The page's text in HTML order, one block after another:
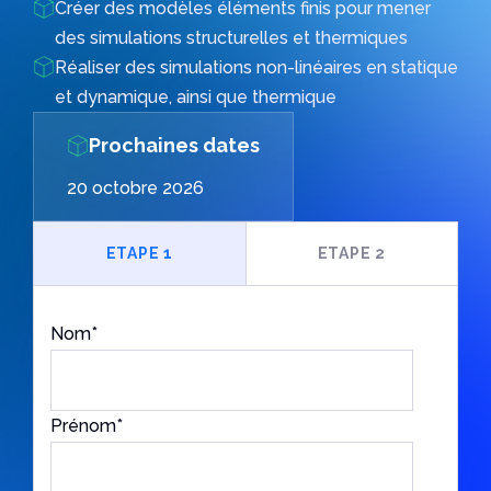
DriveWorks
Présentiel | Distanciel
Swood
Présentiel | Distanciel
Comment installer Abaqus ?
Le logiciel Abaqus est un outil d’analyse par éléments
Lire l'article
Créer des modèles éléments finis pour mener
des simulations structurelles et thermiques
Réaliser des simulations non-linéaires en statique
et dynamique, ainsi que thermique
Prochaines dates
20 octobre 2026
ETAPE 1 ETAPE 2
Nom*
Prénom*